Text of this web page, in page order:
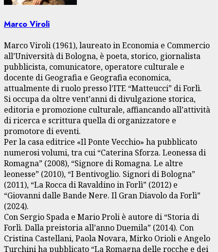
Marco Viroli
Marco Viroli (1961), laureato in Economia e Commercio
all’Università di Bologna, è poeta, storico, giornalista
pubblicista, comunicatore, operatore culturale e
docente di Geografia e Geografia economica,
attualmente di ruolo presso l’ITE “Matteucci” di Forlì.
Si occupa da oltre vent’anni di divulgazione storica,
editoria e promozione culturale, affiancando all’attività
di ricerca e scrittura quella di organizzatore e
promotore di eventi.
Per la casa editrice «Il Ponte Vecchio» ha pubblicato
numerosi volumi, tra cui “Caterina Sforza. Leonessa di
Romagna” (2008), “Signore di Romagna. Le altre
leonesse” (2010), “I Bentivoglio. Signori di Bologna”
(2011), “La Rocca di Ravaldino in Forlì” (2012) e
“Giovanni dalle Bande Nere. Il Gran Diavolo da Forlì”
(2024).
Con Sergio Spada e Mario Proli è autore di “Storia di
Forlì. Dalla preistoria all’anno Duemila” (2014). Con
Cristina Castellani, Paola Novara, Mirko Orioli e Angelo
Turchini ha pubblicato “La Romagna delle rocche e dei